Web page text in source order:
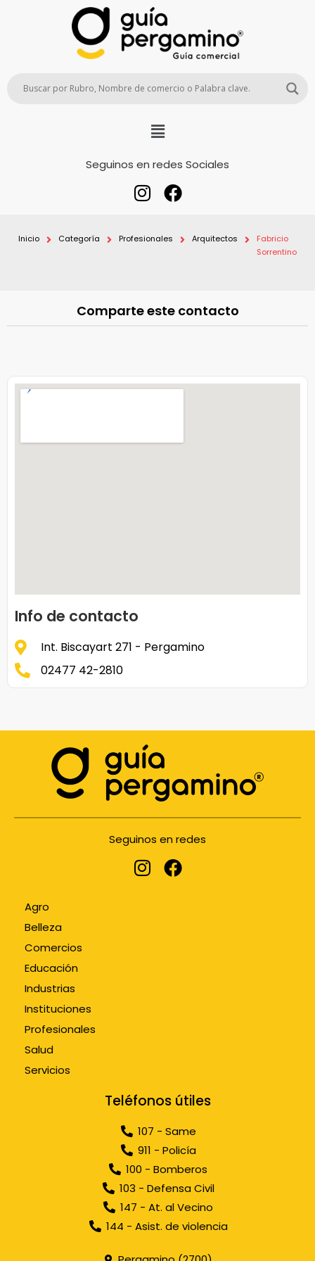
Seguinos en redes Sociales
Inicio Categoría Profesionales Arquitectos
Fabricio
Sorrentino
Comparte este contacto
Info de contacto
Int. Biscayart 271 - Pergamino
02477 42-2810
Seguinos en redes
Agro
Belleza
Comercios
Educación
Industrias
Instituciones
Profesionales
Salud
Servicios
Teléfonos útiles
107 - Same
911 - Policía
100 - Bomberos
103 - Defensa Civil
147 - At. al Vecino
144 - Asist. de violencia